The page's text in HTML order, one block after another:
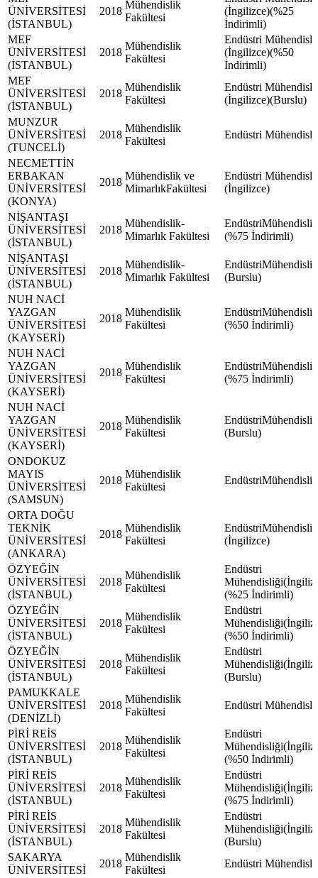
ÜNİVERSİTESİ
(İSTANBUL)
2018
Mühendislik
Fakültesi
(İngilizce)(%25
İndirimli)
MEF
ÜNİVERSİTESİ
(İSTANBUL)
2018
Mühendislik
Fakültesi
Endüstri
(İngilizce)(%50
İndirimli)
MEF
ÜNİVERSİTESİ
(İSTANBUL)
2018
Mühendislik
Fakültesi
Endüstri
(İngilizce)(Burslu)
MUNZUR
ÜNİVERSİTESİ
(TUNCELİ)
2018
Mühendislik
Fakültesi
Endüstri
NECMETTİN
ERBAKAN
ÜNİVERSİTESİ
(KONYA)
2018
Mühendislik ve
MimarlıkFakültesi
Endüstri
(İngilizce)
NİŞANTAŞI
ÜNİVERSİTESİ
(İSTANBUL)
2018
Mühendislik-
Mimarlık Fakültesi
(%75 İndirimli)
NİŞANTAŞI
ÜNİVERSİTESİ
(İSTANBUL)
2018
Mühendislik-
Mimarlık Fakültesi
(Burslu)
NUH NACİ
YAZGAN
ÜNİVERSİTESİ
(KAYSERİ)
2018
Mühendislik
Fakültesi
(%50 İndirimli)
NUH NACİ
YAZGAN
ÜNİVERSİTESİ
(KAYSERİ)
2018
Mühendislik
Fakültesi
(%75 İndirimli)
NUH NACİ
YAZGAN
ÜNİVERSİTESİ
(KAYSERİ)
2018
Mühendislik
Fakültesi
(Burslu)
ONDOKUZ
MAYIS
ÜNİVERSİTESİ
(SAMSUN)
2018
Mühendislik
Fakültesi
ORTA DOĞU
TEKNİK
ÜNİVERSİTESİ
(ANKARA)
2018
Mühendislik
Fakültesi
(İngilizce)
ÖZYEĞİN
ÜNİVERSİTESİ
(İSTANBUL)
2018
Mühendislik
Fakültesi
Endüstri
(%25 İndirimli)
ÖZYEĞİN
ÜNİVERSİTESİ
(İSTANBUL)
2018
Mühendislik
Fakültesi
Endüstri
(%50 İndirimli)
ÖZYEĞİN
ÜNİVERSİTESİ
(İSTANBUL)
2018
Mühendislik
Fakültesi
Endüstri
(Burslu)
PAMUKKALE
ÜNİVERSİTESİ
(DENİZLİ)
2018
Mühendislik
Fakültesi
Endüstri
PİRİ REİS
ÜNİVERSİTESİ
(İSTANBUL)
2018
Mühendislik
Fakültesi
Endüstri
(%50 İndirimli)
PİRİ REİS
ÜNİVERSİTESİ
(İSTANBUL)
2018
Mühendislik
Fakültesi
Endüstri
(%75 İndirimli)
PİRİ REİS
ÜNİVERSİTESİ
(İSTANBUL)
2018
Mühendislik
Fakültesi
Endüstri
(Burslu)
SAKARYA
ÜNİVERSİTESİ
2018
Mühendislik
Fakültesi
Endüstri